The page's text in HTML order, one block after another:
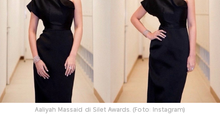
Aaliyah Massaid di Silet Awards. (Foto: Instagram)